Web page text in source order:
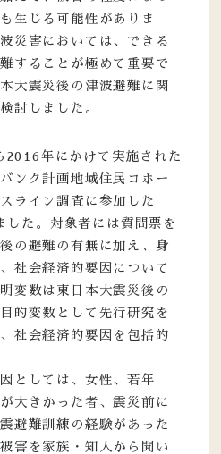
生じる可能性がありま
災害においては、できる
することが極めて重要で
大震災後の津波避難に関
討しました。
2016年にかけて実施された
ンク計画地域住民コホー
ライン調査に参加した
た。対象者には質問票を
の避難の有無に加え、身
社会経済的要因について
変数は東日本大震災後の
的変数として先行研究を
社会経済的要因を包括的
としては、女性、若年
大きかった者、震災前に
避難訓練の経験があった
害を家族・知人から聞い